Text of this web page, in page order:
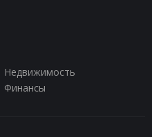
Недвижимость
Финансы